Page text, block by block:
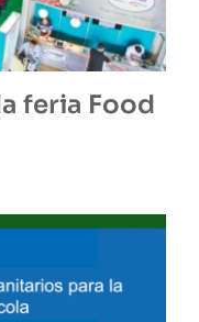
feria Food